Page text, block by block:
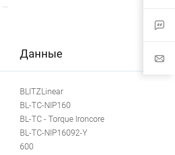
—
Данные
BLITZLinear
BL-TC-NIP160
BL-TC - Torque Ironcore
BL-TC-NIP16092-Y
600